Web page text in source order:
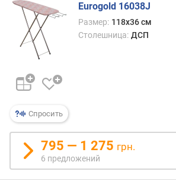
Спросить
Eurogold 16038J
Размер: 118х36 см
Столешница: ДСП
795 — 1 275 грн.
6 предложений